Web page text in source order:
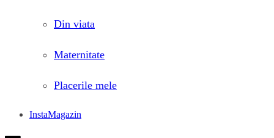
Din viata
Maternitate
Placerile mele
InstaMagazin